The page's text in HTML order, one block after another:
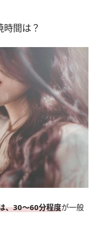
時間は？
、30〜60分程度が一般